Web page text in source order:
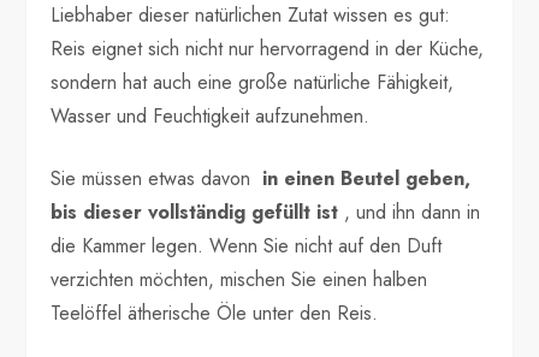
Liebhaber dieser natürlichen Zutat wissen es gut:
Reis eignet sich nicht nur hervorragend in der Küche,
sondern hat auch eine große natürliche Fähigkeit,
Wasser und Feuchtigkeit aufzunehmen.
Sie müssen etwas davon in einen Beutel geben,
bis dieser vollständig gefüllt ist , und ihn dann in
die Kammer legen. Wenn Sie nicht auf den Duft
verzichten möchten, mischen Sie einen halben
Teelöffel ätherische Öle unter den Reis.